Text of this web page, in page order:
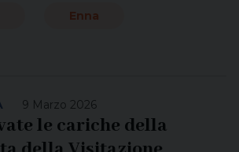
Enna
9 Marzo 2026
le cariche della